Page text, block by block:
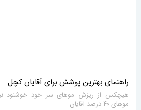
راهنمای بهترین پوشش برای آقایان کچل
هیچکس از ریزش موهای سر خود خوشنود
موهای ۴۰ درصد آقایان...